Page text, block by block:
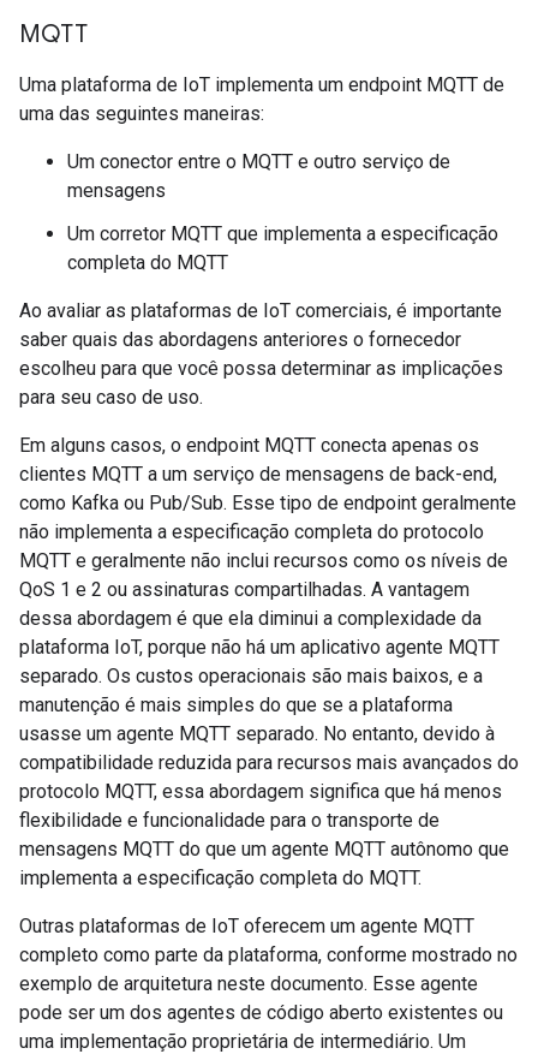
MQTT
Uma plataforma de IoT implementa um endpoint MQTT de
uma das seguintes maneiras:
Um conector entre o MQTT e outro serviço de
mensagens
Um corretor MQTT que implementa a especificação
completa do MQTT
Ao avaliar as plataformas de IoT comerciais, é importante
saber quais das abordagens anteriores o fornecedor
escolheu para que você possa determinar as implicações
para seu caso de uso.
Em alguns casos, o endpoint MQTT conecta apenas os
clientes MQTT a um serviço de mensagens de back-end,
como Kafka ou Pub/Sub. Esse tipo de endpoint geralmente
não implementa a especificação completa do protocolo
MQTT e geralmente não inclui recursos como os níveis de
QoS 1 e 2 ou assinaturas compartilhadas. A vantagem
dessa abordagem é que ela diminui a complexidade da
plataforma IoT, porque não há um aplicativo agente MQTT
separado. Os custos operacionais são mais baixos, e a
manutenção é mais simples do que se a plataforma
usasse um agente MQTT separado. No entanto, devido à
compatibilidade reduzida para recursos mais avançados do
protocolo MQTT, essa abordagem significa que há menos
flexibilidade e funcionalidade para o transporte de
mensagens MQTT do que um agente MQTT autônomo que
implementa a especificação completa do MQTT.
Outras plataformas de IoT oferecem um agente MQTT
completo como parte da plataforma, conforme mostrado no
exemplo de arquitetura neste documento. Esse agente
pode ser um dos agentes de código aberto existentes ou
uma implementação proprietária de intermediário. Um